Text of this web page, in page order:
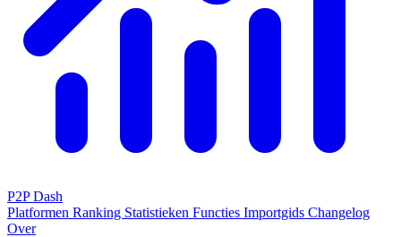
P2P Dash
Platformen Ranking Statistieken Functies Importgids Changelog
Over